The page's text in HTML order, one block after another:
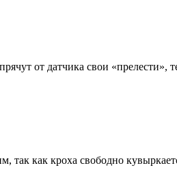
от датчика свои «прелести»,
так как кроха свободно